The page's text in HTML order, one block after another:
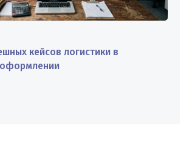
кейсов логистики в